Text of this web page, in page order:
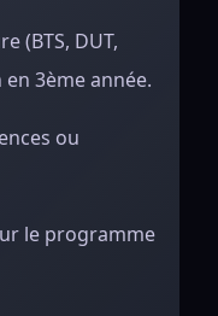
(BTS, DUT,
3ème année.
ou
le programme